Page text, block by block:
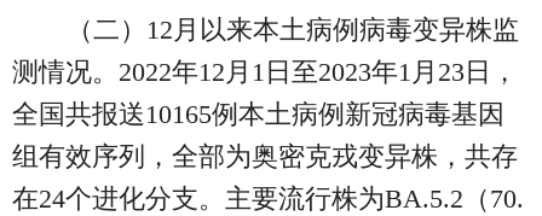
（二）12月以来本土病例病毒变异株监
测情况。2022年12月1日至2023年1月23日，
全国共报送10165例本土病例新冠病毒基因
组有效序列，全部为奥密克戎变异株，共存
在24个进化分支。主要流行株为BA.5.2（70.